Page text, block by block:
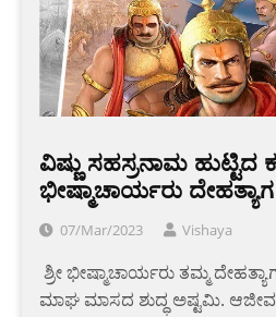
ವಿಷ್ಣು ಸಹಸ್ರನಾಮ ಹುಟ್ಟಿದ
ಭೀಷ್ಮಾಚಾರ್ಯರು
07/Mar/2023 Vishaya
ಶ್ರೀ ಭೀಷ್ಮಾಚಾರ್ಯರು ತಮ್ಮ
ಮಾಘ ಮಾಸದ ಶುದ್ಧ ಅಷ್ಟಮಿ.